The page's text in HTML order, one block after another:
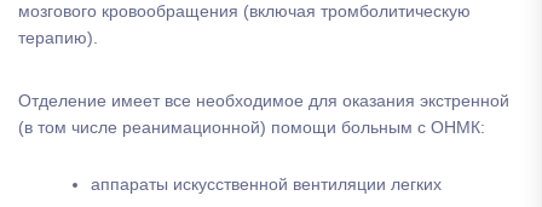
мозгового кровообращения (включая тромболитическую
терапию).
Отделение имеет все необходимое для оказания экстренной
(в том числе реанимационной) помощи больным с ОНМК:
аппараты искусственной вентиляции легких